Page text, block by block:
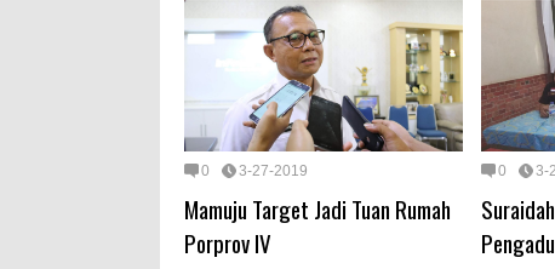
0 3-27-2019
Mamuju Target Jadi Tuan Rumah
Porprov IV
0 3-